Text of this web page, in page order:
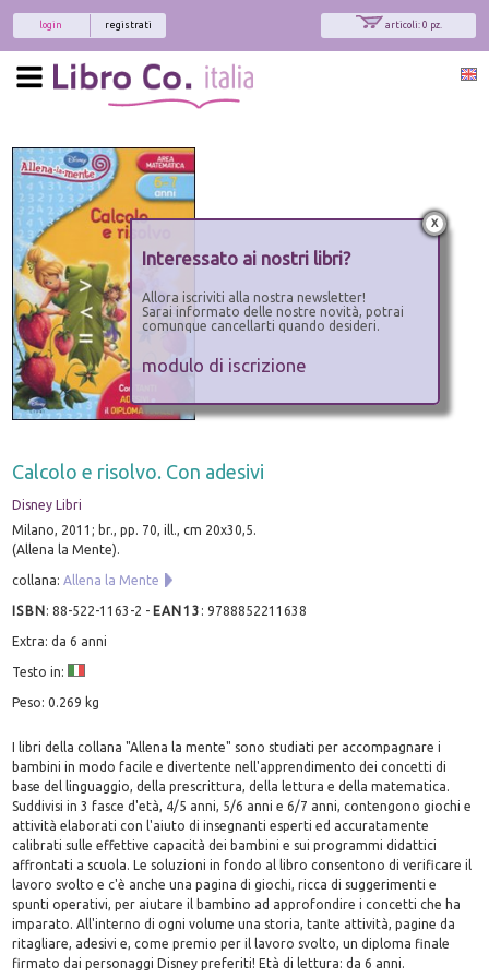
articoli: 0 pz.
registrati
login
Calcolo e risolvo. Con adesivi
Disney Libri
Milano, 2011; br., pp. 70, ill., cm 20x30,5.
(Allena la Mente).
collana:Allena la Mente
ISBN:88-522-1163-2 - EAN13 :9788852211638
Extra: da 6 anni
Testo in:
Peso: 0.269 kg
I libri della collana "Allena la mente" sono studiati per accompagnare i
bambini in modo facile e divertente nell'apprendimento dei concetti di
base del linguaggio, della prescrittura, della lettura e della matematica.
Suddivisi in 3 fasce d'età, 4/5 anni, 5/6 anni e 6/7 anni, contengono giochi e
attività elaborati con l'aiuto di insegnanti esperti ed accuratamente
calibrati sulle effettive capacità dei bambini e sui programmi didattici
affrontati a scuola. Le soluzioni in fondo al libro consentono di verificare il
lavoro svolto e c'è anche una pagina di giochi, ricca di suggerimenti e
spunti operativi, per aiutare il bambino ad approfondire i concetti che ha
imparato. All'interno di ogni volume una storia, tante attività, pagine da
ritagliare, adesivi e, come premio per il lavoro svolto, un diploma finale
firmato dai personaggi Disney preferiti! Età di lettura: da 6 anni.
x
Interessato ai nostri libri?
Allora iscriviti alla nostra newsletter!
Sarai informato delle nostre novità, potrai
comunque cancellarti quando desideri.
modulo di iscrizione